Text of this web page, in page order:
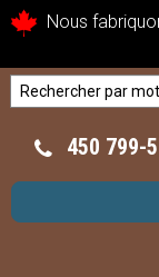
Nous
450 799-